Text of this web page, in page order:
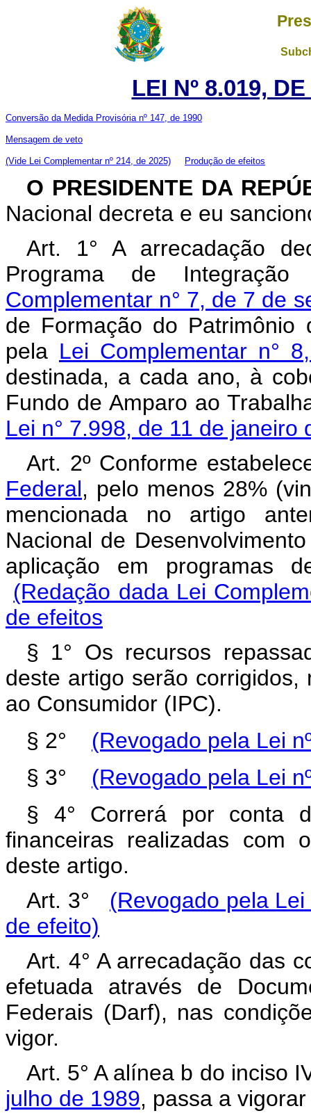
LEI Nº 8.019,
Conversão da Medida Provisória nº 147, de 1990
Mensagem de veto
(Vide Lei Complementar nº 214, de 2025) Produção de efeitos
O PRESIDENTE DA
Nacional decreta e eu
Art. 1° A arrecadação
Programa de
Complementar n° 7, de 7 de
de Formação do Patrimônio
pela Lei Complementar n°
destinada, a cada ano, à
Fundo de Amparo ao
Lei n° 7.998, de 11 de janeiro
Art. 2º Conforme
Federal, pelo menos 28%
mencionada no artigo
Nacional de
aplicação em programas
(Redação dada Lei
de efeitos
§ 1° Os recursos
deste artigo serão
ao Consumidor (IPC).
§ 2° (Revogado pela Lei
§ 3° (Revogado pela Lei
§ 4° Correrá por conta
financeiras realizadas com
deste artigo.
Art. 3°
(Revogado pela
de efeito)
Art. 4° A arrecadação das
efetuada através de
Federais (Darf), nas
vigor.
Art. 5° A alínea b do inciso
julho de 1989, passa a